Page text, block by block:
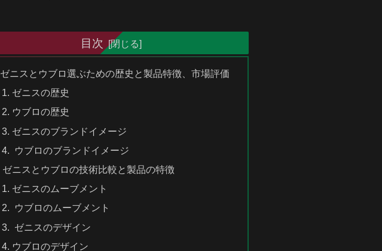
目次
ゼニスとウブロ選ぶための歴史と製品特徴、市場評価
ゼニスの歴史
ウブロの歴史
ゼニスのブランドイメージ
ウブロのブランドイメージ
ゼニスとウブロの技術比較と製品の特徴
ゼニスのムーブメント
ウブロのムーブメント
ゼニスのデザイン
ウブロのデザイン